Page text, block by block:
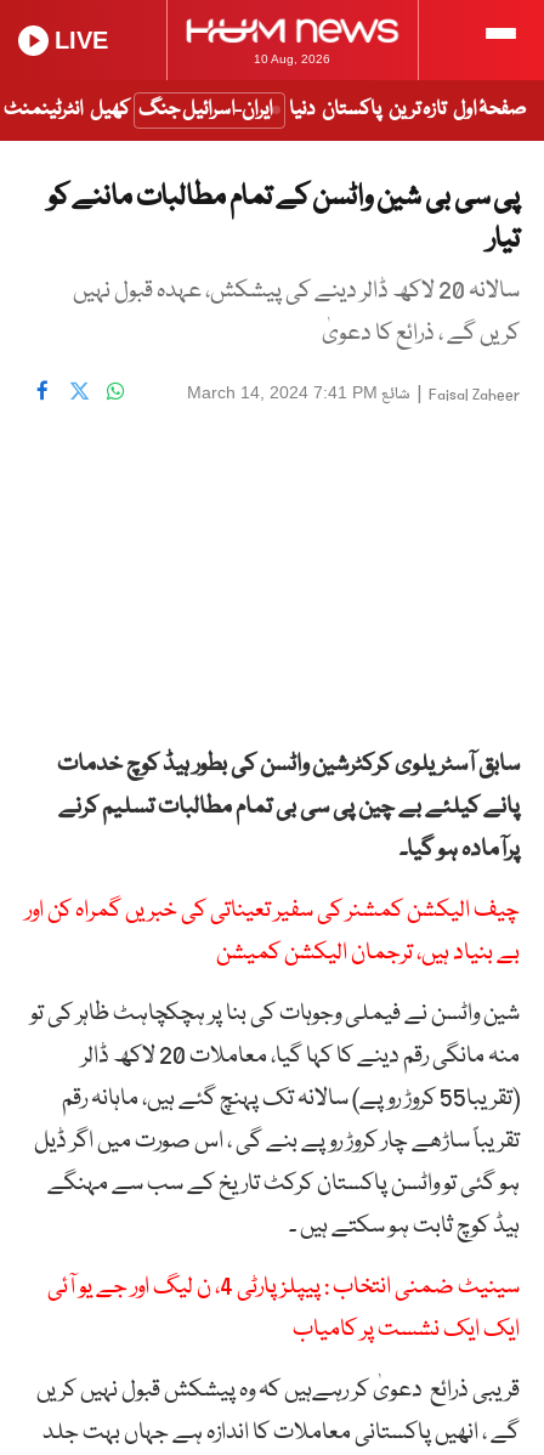
10 Aug, 2026
LIVE
صفحۂ اول تازہ ترین پاکستان دنیا ایران-اسرائیل جنگ کھیل انٹرٹینمنٹ
پی سی بی شین واٹسن کے تمام مطالبات ماننے کو
تیار
سالانہ 20 لاکھ ڈالر دینے کی پیشکش، عہدہ قبول نہیں
کریں گے ، ذرائع کا دعویٰ
Faisal Zaheer
| شائع March 14, 2024 7:41 PM
سابق آسٹریلوی کرکٹرشین واٹسن کی بطور ہیڈ کوچ خدمات
پانے کیلئے بے چین پی سی بی تمام مطالبات تسلیم کرنے
پرآمادہ ہو گیا۔
چیف الیکشن کمشنر کی سفیر تعیناتی کی خبریں گمراہ کن اور
بے بنیاد ہیں، ترجمان الیکشن کمیشن
شین واٹسن نے فیملی وجوہات کی بنا پر ہچکچاہٹ ظاہر کی تو
منہ مانگی رقم دینے کا کہا گیا، معاملات 20 لاکھ ڈالر
(تقریبا55 کروڑ روپے) سالانہ تک پہنچ گئے ہیں، ماہانہ رقم
تقریباً ساڑھے چار کروڑ روپے بنے گی ، اس صورت میں اگر ڈیل
ہو گئی تو واٹسن پاکستان کرکٹ تاریخ کے سب سے مہنگے
ہیڈ کوچ ثابت ہو سکتے ہیں ۔
سینیٹ ضمنی انتخاب : پیپلز پارٹی 4، ن لیگ اور جے یو آئی
ایک ایک نشست پر کامیاب
قریبی ذرائع دعویٰ کر رہےہیں کہ وہ پیشکش قبول نہیں کریں
گے ، انھیں پاکستانی معاملات کا اندازہ ہے جہاں بہت جلد